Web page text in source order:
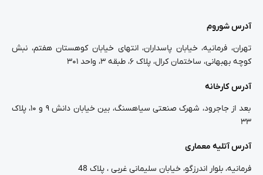
آدرس شوروم
تهران، فرمانیه، خیابان پاسداران، انتهای خیابان کوهستان هفتم، نبش
کوچه بهبهانی، ساختمان کرال، پلاک ۶، طبقه ۳، واحد ۳۰۱
آدرس کارخانه
بعد از جاجرود، شهرک صنعتی سیاهسنگ، بین خیابان دانش ۹ و ۱۰، پلاک
۳۳
آدرس آتلیه معماری
فرمانیه، بلوار اندرزگو، خیابان سلیمانی غربی ، پلاک 48